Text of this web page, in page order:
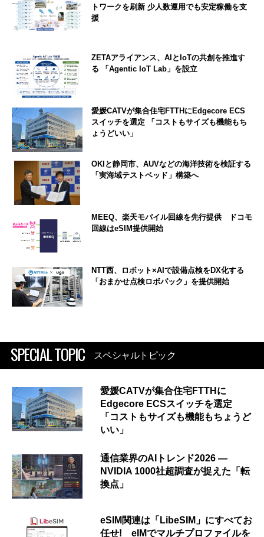
トワークを刷新 少人数運用でも安定稼働を支
援
ZETAアライアンス、AIとIoTの共創を推進す
る 「Agentic IoT Lab」を設立
愛媛CATVが集合住宅FTTHにEdgecore ECS
スイッチを選定 「コストもサイズも機能もち
ょうどいい」
OKIと静岡市、AUVなどの海洋技術を検証する
「実海域テストベッド」構築へ
MEEQ、楽天モバイル回線を先行提供 ドコモ
回線はeSIM提供開始
NTT西、ロボット×AIで設備点検をDX化する
「おまかせ点検ロボパック」を提供開始
SPECIAL TOPIC スペシャルトピック
愛媛CATVが集合住宅FTTHに
Edgecore ECSスイッチを選定
「コストもサイズも機能もちょうど
いい」
通信業界のAIトレンド2026 ―
NVIDIA 1000社超調査が捉えた「転
換点」
eSIM関連は「LibeSIM」にすべてお
任せ! eIMでマルチプロファイルを